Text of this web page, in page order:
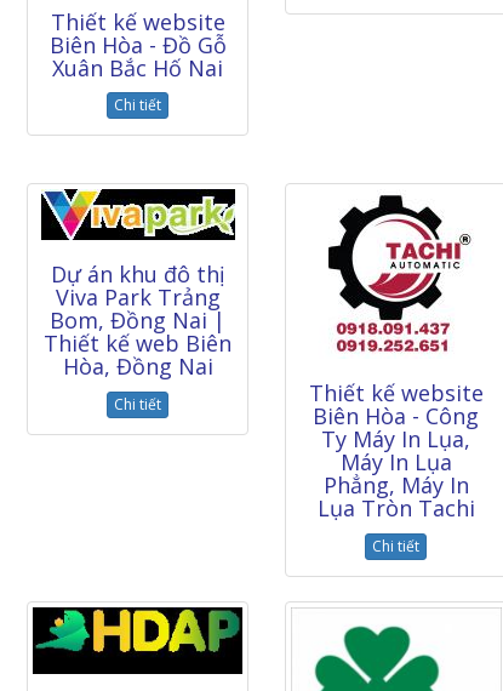
Thiết kế website
Biên Hòa - Đồ Gỗ
Xuân Bắc Hố Nai
Chi tiết
Dự án khu đô thị
Viva Park Trảng
Bom, Đồng Nai |
Thiết kế web Biên
Hòa, Đồng Nai
Chi tiết Thiết kế website
Biên Hòa - Công
Ty Máy In Lụa,
Máy In Lụa
Phẳng, Máy In
Lụa Tròn Tachi
Chi tiết